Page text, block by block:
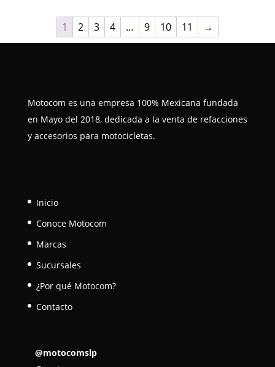
1 2 3 4 … 9 10 11 →
Motocom es una empresa 100% Mexicana fundada
en Mayo del 2018, dedicada a la venta de refacciones
y accesorios para motocicletas.
Inicio
Conoce Motocom
Marcas
Sucursales
¿Por qué Motocom?
Contacto
@motocomslp